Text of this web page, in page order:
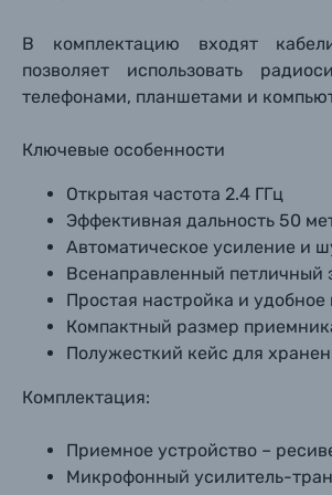
Книги о фотографии,
Б/У фототехника
Уценённые товары
В комплектацию входят
позволяет использовать
телефонами, планшетами и
Ключевые особенности
Открытая частота 2.4 ГГц
Эффективная дальность 50
Автоматическое усиление и
Всенаправленный петличный
Простая настройка и
Компактный размер
Полужесткий кейс для
Комплектация:
Приемное устройство –
Микрофонный усилитель-